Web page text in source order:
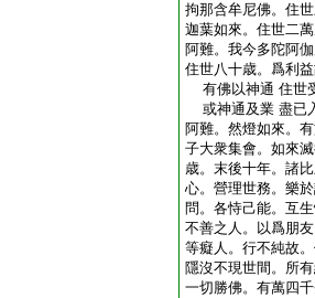
拘那含牟尼佛。住
迦葉如來。住世二
阿難。我今多陀阿
住世八十歳。爲利
有佛以神通 住世
或神通及業 盡已
阿難。然燈如來。
子大衆集會。如來
歳。末後十年。諸
心。營理世務。樂
問。各恃己能。互
不善之人。以爲朋
等癡人。行不純故
隱沒不現世間。所
一切勝佛。有萬四